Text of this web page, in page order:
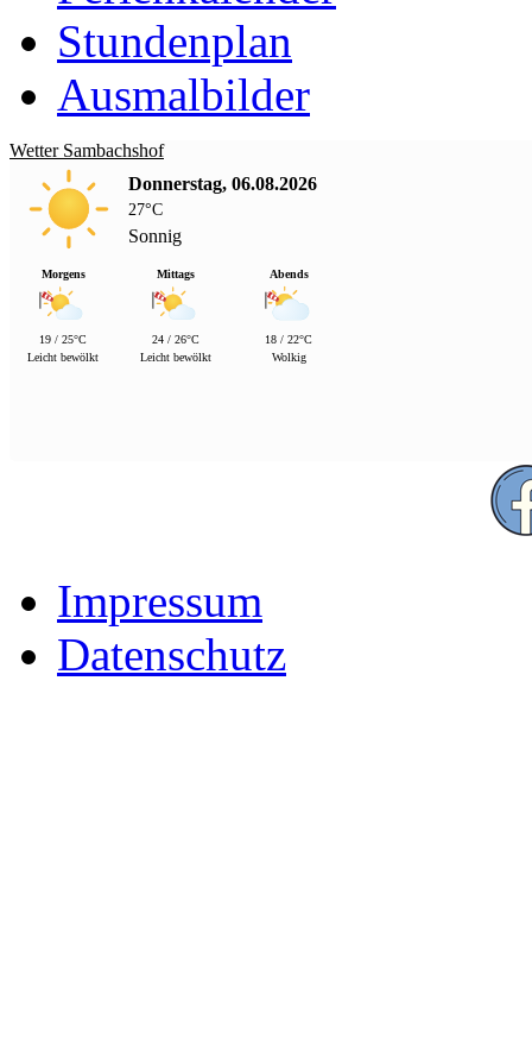
Stundenplan
Ausmalbilder
Wetter Sambachshof
Donnerstag, 06.08.2026
27°C
Sonnig
Morgens
19 / 25°C
Leicht bewölkt
Mittags
24 / 26°C
Leicht bewölkt
Abends
18 / 22°C
Wolkig
Impressum
Datenschutz